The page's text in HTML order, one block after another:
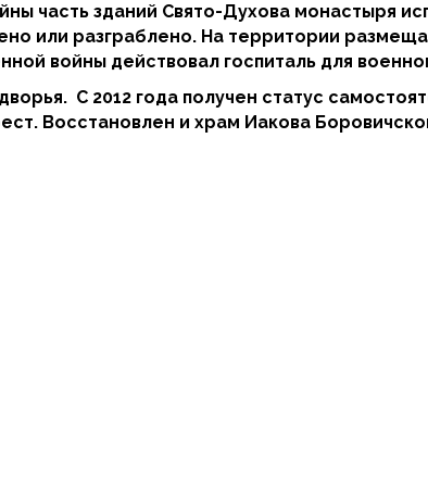
часть зданий Свято-Духова монастыря
или разграблено. На территории
войны действовал госпиталь для
С 2012 года получен статус
Восстановлен и храм Иакова